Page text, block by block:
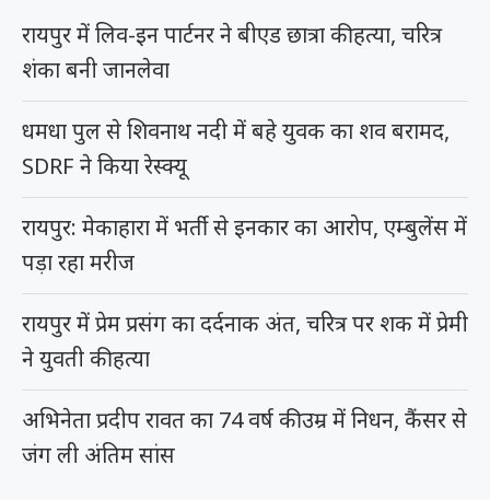
रायपुर में लिव-इन पार्टनर ने बीएड छात्रा की हत्या, चरित्र
शंका बनी जानलेवा
धमधा पुल से शिवनाथ नदी में बहे युवक का शव बरामद,
SDRF ने किया रेस्क्यू
रायपुर: मेकाहारा में भर्ती से इनकार का आरोप, एम्बुलेंस में
पड़ा रहा मरीज
रायपुर में प्रेम प्रसंग का दर्दनाक अंत, चरित्र पर शक में प्रेमी
ने युवती की हत्या
अभिनेता प्रदीप रावत का 74 वर्ष की उम्र में निधन, कैंसर से
जंग ली अंतिम सांस